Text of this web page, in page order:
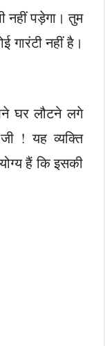
नहीं पड़ेगा। तुम
गारंटी नहीं है।
घर लौटने लगे
! यह व्यक्ति
हैं कि इसकी